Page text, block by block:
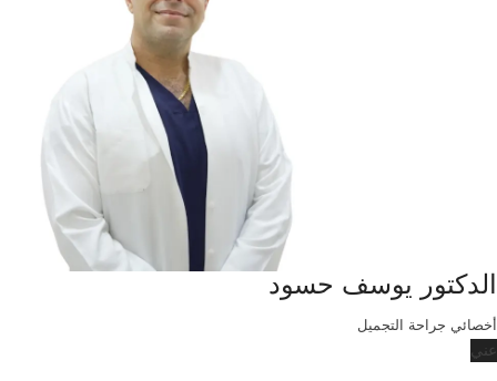
الدكتور يوسف حسود
أخصائي جراحة التجميل
عني